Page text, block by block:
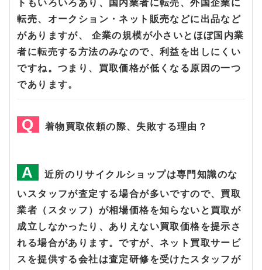
トもいろいろあり、国内業者に転売、外国企業に
転売、オークション・ネット販売などに出品など
がありますが、 企業の規模が小さいとほぼ国内業
者に転売する方法のみなので、利益を出しにくい
ですね。つまり、買取価格が低くなる原因の一つ
であります。
着物買取依頼の際、失敗する理由？
近所のリサイクルショップは専門知識のな
いスタッフが査定する場合が多いですので、買取
業者（スタッフ）が相場価格を知らないと買取が
成立しなかったり、ありえない買取価格を提示さ
れる場合があります。ですが、ネット買取サービ
スを提供する会社は査定研修を受けたスタッフが